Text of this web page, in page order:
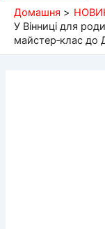
Домашня
У Вінниці для
майстер‑клас до